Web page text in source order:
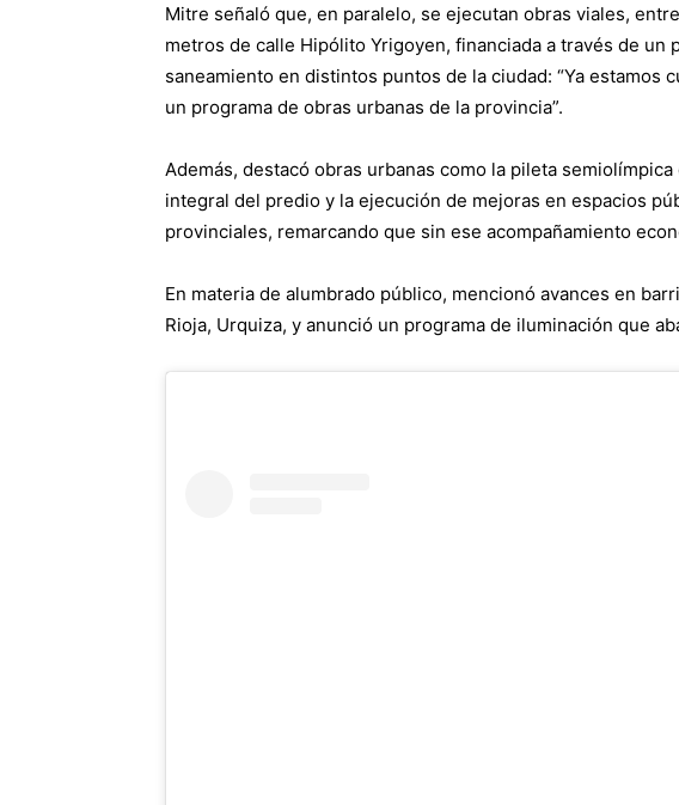
Mitre señaló que, en paralelo, se ejecutan obras viales,
metros de calle Hipólito Yrigoyen, financiada a través de un
saneamiento en distintos puntos de la ciudad: “Ya estamos
un programa de obras urbanas de la provincia”.
Además, destacó obras urbanas como la pileta
integral del predio y la ejecución de mejoras en espacios
provinciales, remarcando que sin ese acompañamiento
En materia de alumbrado público, mencionó avances en
Rioja, Urquiza, y anunció un programa de iluminación que